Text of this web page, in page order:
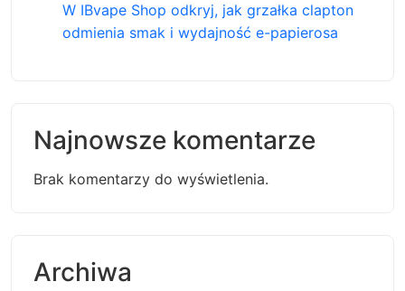
W IBvape Shop odkryj, jak grzałka clapton
odmienia smak i wydajność e-papierosa
Najnowsze komentarze
Brak komentarzy do wyświetlenia.
Archiwa